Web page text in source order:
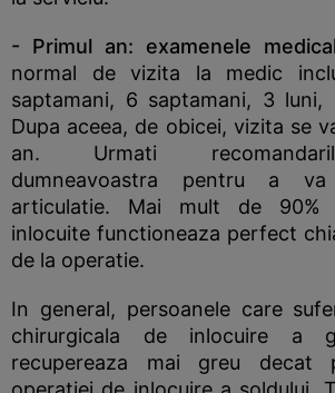
- Primul an: examenele
normal de vizita la medic
saptamani, 6 saptamani, 3
Dupa aceea, de obicei, vizita se
an. Urmati
dumneavoastra pentru a
articulatie. Mai mult de 90%
inlocuite functioneaza perfect
de la operatie.
In general, persoanele care
chirurgicala de inlocuire a
recupereaza mai greu decat